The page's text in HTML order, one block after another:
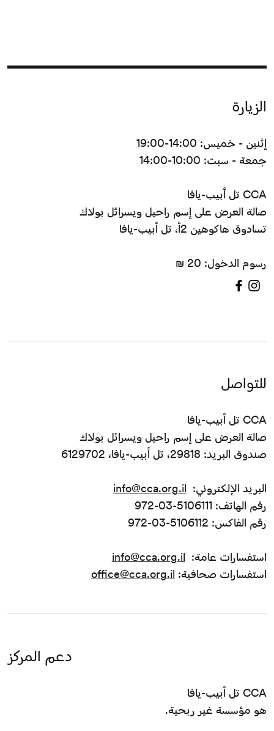
الزيارة
إثنين - خميس: 14:00-19:00
جمعة - سبت: 10:00-14:00
CCA تل أبيب-يافا
صالة العرض على إسم راحيل ويسرائل بولاك
تسادوق هاكوهين 2أ، تل أبيب-يافا
رسوم الدخول: 20 ₪
للتواصل
CCA تل أبيب-يافا
صالة العرض على إسم راحيل ويسرائل بولاك
صندوق البريد: 29818، تل أبيب-يافا، 6129702
البريد الإلكتروني: info@cca.org.il
رقم الهاتف: 5106111-03-972
رقم الفاكس: 5106112-03-972
استفسارات عامة: info@cca.org.il
استفسارات صحافية: office@cca.org.il
دعم المركز
CCA تل أبيب-يافا
هو مؤسسة غير ربحية.